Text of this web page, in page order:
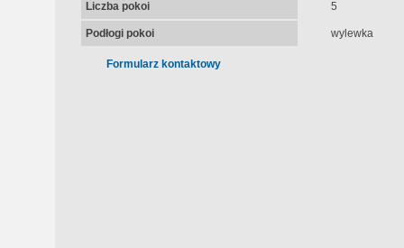
Liczba pokoi 5
Podłogi pokoi wylewka
Formularz kontaktowy